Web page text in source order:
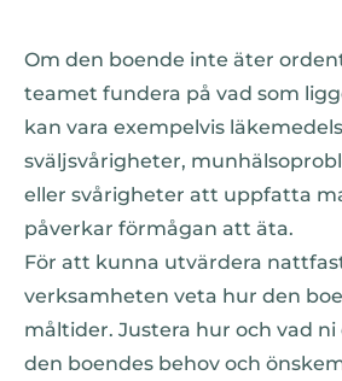
Om den boende inte äter
teamet fundera på vad som
kan vara exempelvis
sväljsvårigheter,
eller svårigheter att uppfatta
påverkar förmågan att äta.
För att kunna utvärdera
verksamheten veta hur den
måltider. Justera hur och vad
den boendes behov och